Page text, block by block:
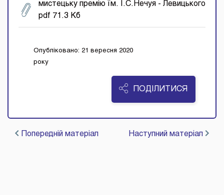
мистецьку премію їм. І.С.Нечуя - Левицького
pdf 71.3 Кб
Опубліковано: 21 вересня 2020
року
ПОДІЛИТИСЯ
Попередній матеріал Наступний матеріал